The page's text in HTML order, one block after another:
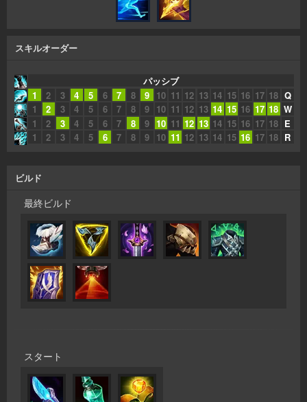
スキルオーダー
パッシブ
1
2 3 4 5 6 7 8 9 10 11 12 13 14 15 16 17 18 Q
1
2 3 4 5 6 7 8 9 10 11 12 13 14 15 16 17 18 W
1
2 3 4 5 6 7 8 9 10 11 12 13 14 15 16 17 18 E
1
2 3 4 5 6 7 8 9 10 11 12 13 14 15 16 17 18 R
ビルド
最終ビルド
スタート